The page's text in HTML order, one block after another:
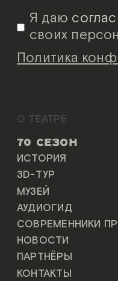
Я даю
своих
Политика
О ТЕАТРЕ
70 СЕЗОН
ИСТОРИЯ
3D-ТУР
МУЗЕЙ
АУДИОГИД
СОВРЕМЕННИКИ
НОВОСТИ
ПАРТНЁРЫ
КОНТАКТЫ